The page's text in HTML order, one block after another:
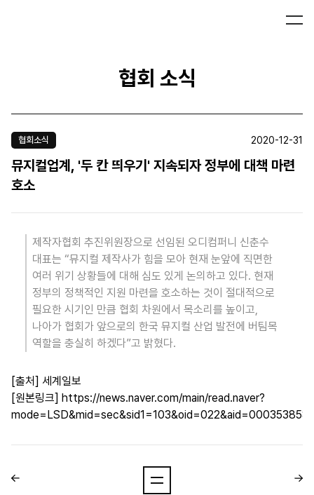
협회 소식
협회소식 2020-12-31
뮤지컬업계, '두 칸 띄우기' 지속되자 정부에 대책 마련
호소
제작자협회 추진위원장으로 선임된 오디컴퍼니 신춘수
대표는 “뮤지컬 제작사가 힘을 모아 현재 눈앞에 직면한
여러 위기 상황들에 대해 심도 있게 논의하고 있다. 현재
정부의 정책적인 지원 마련을 호소하는 것이 절대적으로
필요한 시기인 만큼 협회 차원에서 목소리를 높이고,
나아가 협회가 앞으로의 한국 뮤지컬 산업 발전에 버팀목
역할을 충실히 하겠다”고 밝혔다.
[출처] 세계일보
[원본링크] https://news.naver.com/main/read.naver?